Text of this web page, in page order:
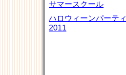
サマースクール
ハロウィーンパーティ
2011